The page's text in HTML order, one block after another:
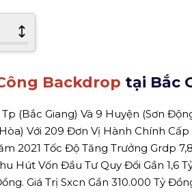
Backdrop tại Bắc
(Bắc Giang) Và 9 Huyện (Sơn
Với 209 Đơn Vị Hành Chính Cấp
2021 Tốc Độ Tăng Trưởng Grdp
Hút Vốn Đầu Tư Quy Đổi Gần 1,6
Giá Trị Sxcn Gần 310.000 Tỷ